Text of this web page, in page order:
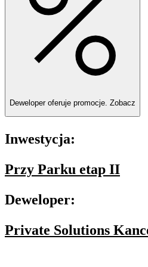
Deweloper oferuje promocje. Zobacz
Inwestycja:
Przy Parku etap II
Deweloper:
Private Solutions